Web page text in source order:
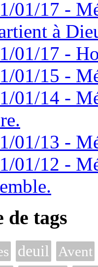
01/17 -
à
01/17 -
01/15 -
01/14 -
01/13 -
01/12 -
de tags
deuil Avent